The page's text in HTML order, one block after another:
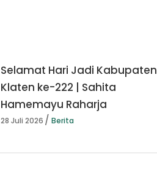
Selamat Hari Jadi Kabupaten
Klaten ke-222 | Sahita
Hamemayu Raharja
28 Juli 2026 Berita